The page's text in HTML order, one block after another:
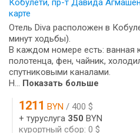
карте
Отель Diva расположен в
минут ходьбы).
В каждом номере есть: ванная
полотенца, фен, чайник,
спутниковыми каналами.
Н... Показать больше
1211 BYN / 400 $
+ туруслуга 350 BYN
курортный сбор: 0 $